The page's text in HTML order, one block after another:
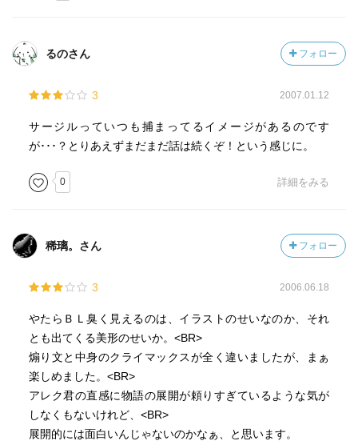
るのさん フォロー
3 2007.01.12
サージルっていつも捕まってるイメージがあるのです
が･･･？とりあえずまだまだ話は続くぞ！という感じに。
0 詳細をみる
稀璃。さん フォロー
3 2006.06.18
やたらＢＬ臭く見えるのは、イラストのせいなのか、それ
とも出てくる美形のせいか。<BR>
煽り文と中身のクライマックスが全く違いましたが、まぁ
楽しめました。<BR>
アレク君の直感に物語の展開が頼りすぎているような気が
しなくもないけれど、<BR>
展開的には面白いんじゃないのかなぁ、と思います。